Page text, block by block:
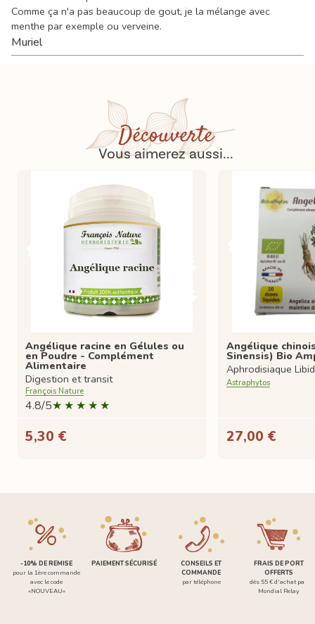
Comme ça n'a pas beaucoup de gout, je la mélange avec
menthe par exemple ou verveine.
Muriel
Découverte
Vous aimerez aussi...
Angélique racine en Gélules ou
en Poudre - Complément
Alimentaire
Digestion et transit
François Nature
4.8/5
5,30 €
Angélique
Sinensis) Bio
Aphrodisiaque
Astraphytos
27,00 €
-10% DE REMISE
pour la 1ère commande
avec le code
«NOUVEAU»
PAIEMENT SÉCURISÉ
CONSEILS ET
COMMANDE
par téléphone
FRAIS DE PORT
OFFERTS
dès 55 € d'achat par
Mondial Relay